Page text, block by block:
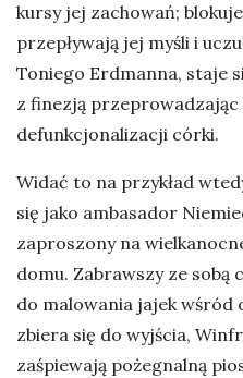
kursy jej zachowań;
przepływają jej myśli i
Toniego Erdmanna, staje
z finezją przeprowadzając
defunkcjonalizacji córki.
Widać to na przykład
się jako ambasador
zaproszony na
domu. Zabrawszy ze sobą
do malowania jajek wśród
zbiera się do wyjścia,
zaśpiewają pożegnalną